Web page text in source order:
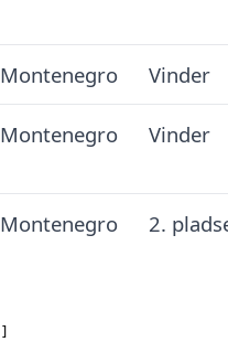
Montenegro Vinder
Montenegro Vinder
Montenegro 2.